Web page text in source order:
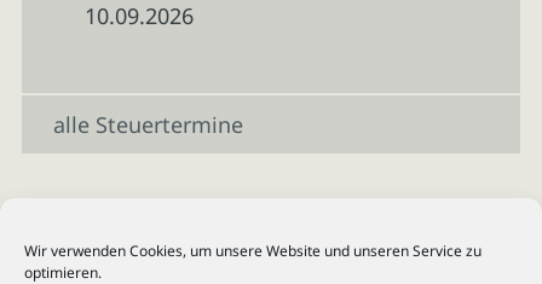
Wir verwenden Cookies, um unsere Website und unseren Service zu
optimieren.
10.09.2026
alle Steuertermine